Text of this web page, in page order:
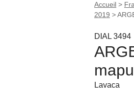
Accueil >
2019 >
DIAL 3494
Lavaca